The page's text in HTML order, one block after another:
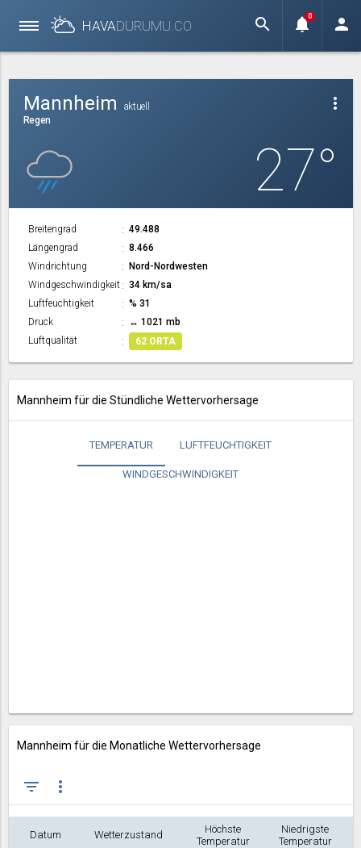
HAVADURUMU.CO search notifications
0 person
more_vert
Mannheim
aktuell
Regen
27°
Breitengrad
49.488
Längengrad
8.466
Windrichtung
Nord-Nordwesten
Windgeschwindigkeit
34 km/sa
Luftfeuchtigkeit
% 31
Druck
↔ 1021 mb
Luftqualität
62 ORTA
Mannheim für die Stündliche Wettervorhersage
TEMPERATUR LUFTFEUCHTIGKEIT
WINDGESCHWINDIGKEIT
Mannheim für die Monatliche Wettervorhersage
filter_list more_vert
Datum Wetterzustand
Höchste
Temperatur
Niedrigste
Temperatur